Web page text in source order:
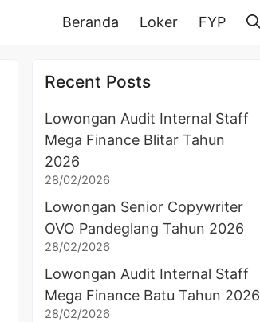
Beranda Loker FYP
Recent Posts
Lowongan Audit Internal Staff
Mega Finance Blitar Tahun
2026
28/02/2026
Lowongan Senior Copywriter
OVO Pandeglang Tahun 2026
28/02/2026
Lowongan Audit Internal Staff
Mega Finance Batu Tahun 2026
28/02/2026